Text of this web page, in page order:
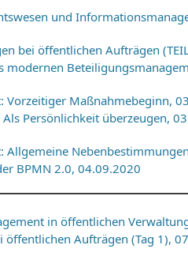
und
bei öffentlichen Aufträgen
modernen
Vorzeitiger Maßnahmebeginn,
Persönlichkeit überzeugen,
Allgemeine
BPMN 2.0, 04.09.2020
in öffentlichen
öffentlichen Aufträgen (Tag 1),